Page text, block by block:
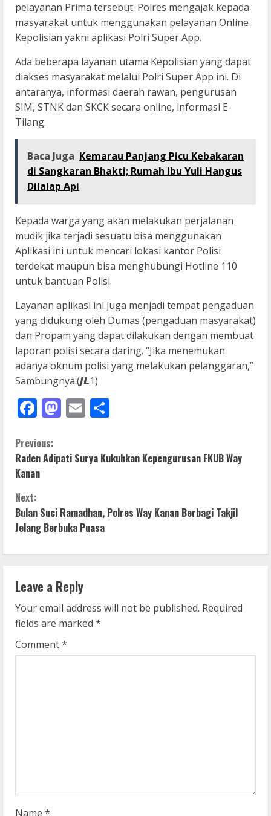
pelayanan Prima tersebut. Polres mengajak kepada
masyarakat untuk menggunakan pelayanan Online
Kepolisian yakni aplikasi Polri Super App.
Ada beberapa layanan utama Kepolisian yang dapat
diakses masyarakat melalui Polri Super App ini. Di
antaranya, informasi daerah rawan, pengurusan
SIM, STNK dan SKCK secara online, informasi E-
Tilang.
Baca Juga Kemarau Panjang Picu Kebakaran
di Sangkaran Bhakti; Rumah Ibu Yuli Hangus
Dilalap Api
Kepada warga yang akan melakukan perjalanan
mudik jika terjadi sesuatu bisa menggunakan
Aplikasi ini untuk mencari lokasi kantor Polisi
terdekat maupun bisa menghubungi Hotline 110
untuk bantuan Polisi.
Layanan aplikasi ini juga menjadi tempat pengaduan
yang didukung oleh Dumas (pengaduan masyarakat)
dan Propam yang dapat dilakukan dengan membuat
laporan polisi secara daring. “Jika menemukan
adanya oknum polisi yang melakukan pelanggaran,”
Sambungnya.(𝙅𝙇1)
Facebook
Mastodon
Email
C
o
n
t
i
n
u
e
R
g
Previous:
Raden Adipati Surya Kukuhkan Kepengurusan FKUB Way
Kanan
Next:
Bulan Suci Ramadhan, Polres Way Kanan Berbagi Takjil
Jelang Berbuka Puasa
Leave a Reply
Your email address will not be published. Required
fields are marked *
Comment*
Name *